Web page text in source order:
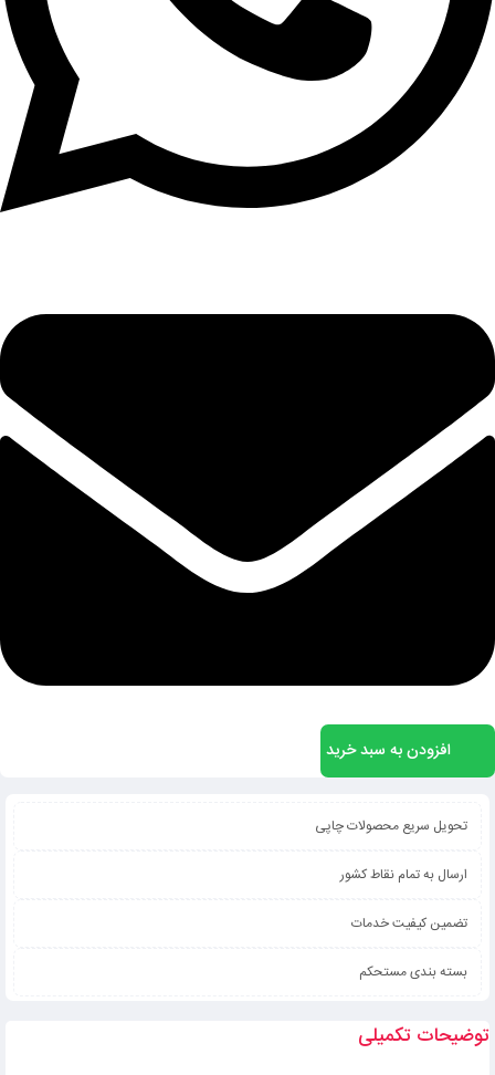
افزودن به سبد خرید
تحویل سریع محصولات چاپی
ارسال به تمام نقاط کشور
تضمین کیفیت خدمات
بسته بندی مستحکم
توضیحات تکمیلی